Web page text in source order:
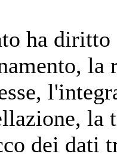
ha diritto
la
la
dei dati